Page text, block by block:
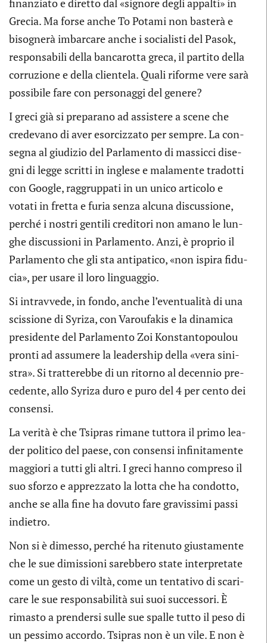
finan­ziato e diretto dal «signore degli appalti» in
Gre­cia. Ma forse anche To Potami non basterà e
biso­gnerà imbar­care anche i socia­li­sti del Pasok,
respon­sa­bili della ban­ca­rotta greca, il par­tito della
cor­ru­zione e della clien­tela. Quali riforme vere sarà
pos­si­bile fare con per­so­naggi del genere?
I greci già si pre­pa­rano ad assi­stere a scene che
cre­de­vano di aver esor­ciz­zato per sem­pre. La con­
se­gna al giu­di­zio del Par­la­mento di mas­sicci dise­
gni di legge scritti in inglese e mala­mente tra­dotti
con Goo­gle, rag­grup­pati in un unico arti­colo e
votati in fretta e furia senza alcuna discus­sione,
per­ché i nostri gen­tili cre­di­tori non amano le lun­
ghe discus­sioni in Par­la­mento. Anzi, è pro­prio il
Par­la­mento che gli sta anti­pa­tico, «non ispira fidu­
cia», per usare il loro linguaggio.
Si intrav­vede, in fondo, anche l’eventualità di una
scis­sione di Syriza, con Varou­fa­kis e la dina­mica
pre­si­dente del Par­la­mento Zoi Kon­stan­to­pou­lou
pronti ad assu­mere la lea­der­ship della «vera sini­
stra». Si trat­te­rebbe di un ritorno al decen­nio pre­
ce­dente, allo Syriza duro e puro del 4 per cento dei
consensi.
La verità è che Tsi­pras rimane tut­tora il primo lea­
der poli­tico del paese, con con­sensi infi­ni­ta­mente
mag­giori a tutti gli altri. I greci hanno com­preso il
suo sforzo e apprez­zato la lotta che ha con­dotto,
anche se alla fine ha dovuto fare gra­vis­simi passi
indietro.
Non si è dimesso, per­ché ha rite­nuto giu­sta­mente
che le sue dimis­sioni sareb­bero state inter­pre­tate
come un gesto di viltà, come un ten­ta­tivo di sca­ri­
care le sue respon­sa­bi­lità sui suoi suc­ces­sori. È
rima­sto a pren­dersi sulle sue spalle tutto il peso di
un pes­simo accordo. Tsi­pras non è un vile. E non è